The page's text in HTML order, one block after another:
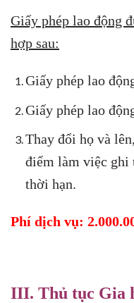
Giấy phép lao động
hợp sau:
Giấy phép lao
Giấy phép lao
Thay đổi họ và
điểm làm việc ghi
thời hạn.
Phí dịch vụ:
III. Thủ tục Gia